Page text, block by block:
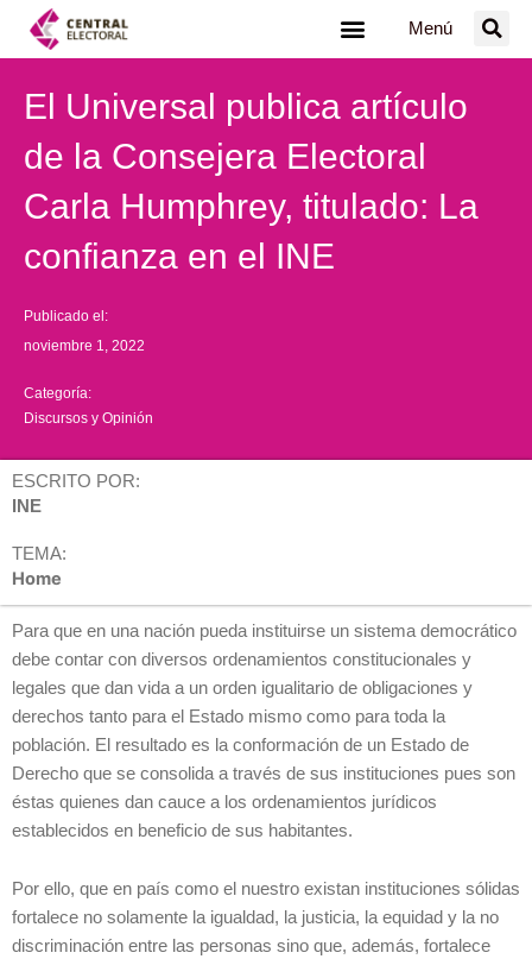
Menú
El Universal publica artículo
de la Consejera Electoral
Carla Humphrey, titulado: La
confianza en el INE
Publicado el:
noviembre 1, 2022
Categoría:
Discursos y Opinión
ESCRITO POR:
INE
TEMA:
Home
Para que en una nación pueda instituirse un sistema democrático
debe contar con diversos ordenamientos constitucionales y
legales que dan vida a un orden igualitario de obligaciones y
derechos tanto para el Estado mismo como para toda la
población. El resultado es la conformación de un Estado de
Derecho que se consolida a través de sus instituciones pues son
éstas quienes dan cauce a los ordenamientos jurídicos
establecidos en beneficio de sus habitantes.
Por ello, que en país como el nuestro existan instituciones sólidas
fortalece no solamente la igualdad, la justicia, la equidad y la no
discriminación entre las personas sino que, además, fortalece